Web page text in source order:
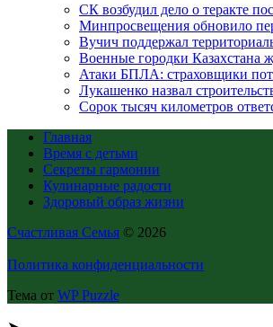
СК возбудил дело о теракте
Минпросвещения обновило
Вучич поддержал
Военные городки Казахстана
Атаки БПЛА: страховщики
Лукашенко назвал
Сорок тысяч километров
Главная
Время с детьми
Секреты гармонии
Кулинарные радости
Здоровый образ жизни
Счастливая Семья © 2026
Политика конфиденциальности
Тема от WP Puzzle